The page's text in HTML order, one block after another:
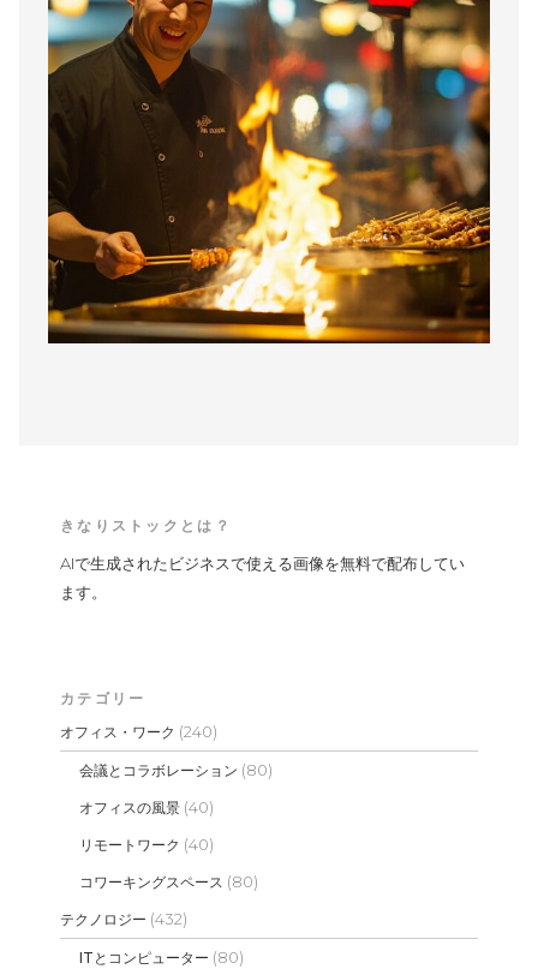
きなりストックとは？
AIで生成されたビジネスで使える画像を無料で配布してい
ます。
カテゴリー
オフィス・ワーク (240)
会議とコラボレーション (80)
オフィスの風景 (40)
リモートワーク (40)
コワーキングスペース (80)
テクノロジー (432)
ITとコンピューター (80)